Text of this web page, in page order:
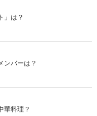
」は？
ンバーは？
華料理？